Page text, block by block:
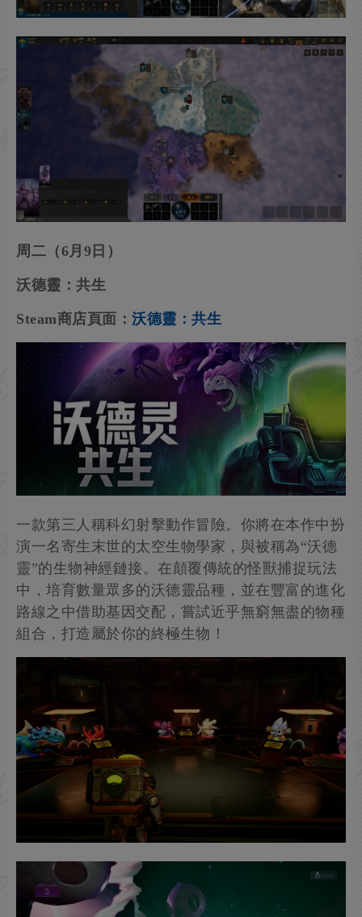
周二（6月9日）
沃德靈：共生
Steam商店頁面： 沃德靈：共生
一款第三人稱科幻射擊動作冒險。你將在本作中扮
演一名寄生末世的太空生物學家，與被稱為“沃德
靈”的生物神經鏈接。在顛覆傳統的怪獸捕捉玩法
中，培育數量眾多的沃德靈品種，並在豐富的進化
路線之中借助基因交配，嘗試近乎無窮無盡的物種
組合，打造屬於你的終極生物！